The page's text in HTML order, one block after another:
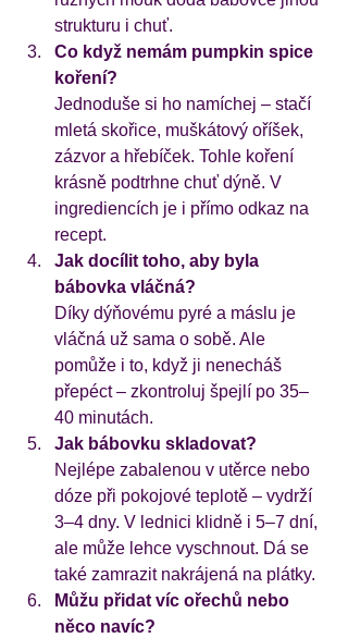
strukturu i chuť.
Co když nemám pumpkin spice
koření?
Jednoduše si ho namíchej – stačí
mletá skořice, muškátový oříšek,
zázvor a hřebíček. Tohle koření
krásně podtrhne chuť dýně. V
ingrediencích je i přímo odkaz na
recept.
Jak docílit toho, aby byla
bábovka vláčná?
Díky dýňovému pyré a máslu je
vláčná už sama o sobě. Ale
pomůže i to, když ji nenecháš
přepéct – zkontroluj špejlí po 35–
40 minutách.
Jak bábovku skladovat?
Nejlépe zabalenou v utěrce nebo
dóze při pokojové teplotě – vydrží
3–4 dny. V lednici klidně i 5–7 dní,
ale může lehce vyschnout. Dá se
také zamrazit nakrájená na plátky.
Můžu přidat víc ořechů nebo
něco navíc?